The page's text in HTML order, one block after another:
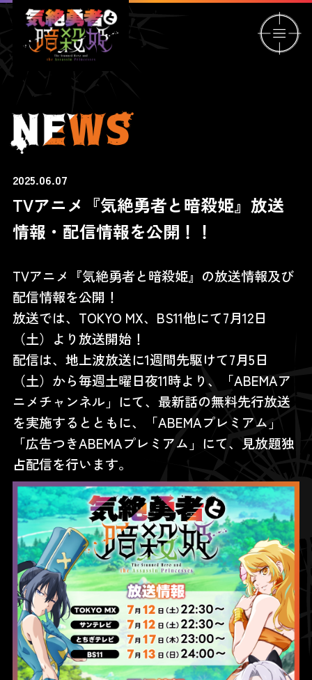
2025.06.07
TVアニメ『気絶勇者と暗殺姫』放送
情報・配信情報を公開！！
TVアニメ『気絶勇者と暗殺姫』の放送情報及び
配信情報を公開！
放送では、TOKYO MX、BS11他にて7月12日
（土）より放送開始！
配信は、地上波放送に1週間先駆けて7月5日
（土）から毎週土曜日夜11時より、「ABEMAア
ニメチャンネル」にて、最新話の無料先行放送
を実施するとともに、「ABEMAプレミアム」
「広告つきABEMAプレミアム」にて、見放題独
占配信を行います。